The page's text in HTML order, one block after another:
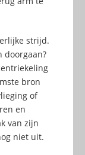
strijd.
doorgaan?
bron
of
en
van zijn
niet uit.